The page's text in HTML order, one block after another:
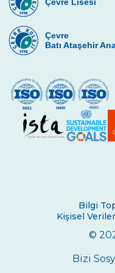
Atık Oyuncak
Çevre
Gems Uğur
Çevre Kids Fest
Karınca Evleri
1.Sınıfa
Çevre Kids Fest
Çevre
Çevre
Batı Ataşehir
Bilgi
Kişisel
©
Bizi